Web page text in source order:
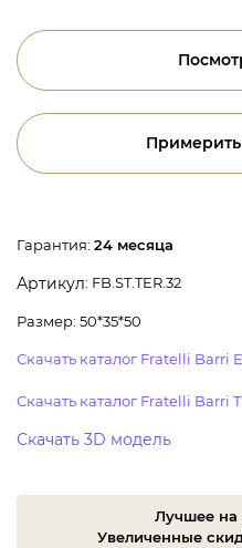
Гарантия: 24 месяца
Артикул: FB.ST.TER.32
Размер: 50*35*50
Скачать каталог Fratelli Barri
Скачать каталог Fratelli Barri
Скачать 3D модель
Лучшее на
Увеличенные